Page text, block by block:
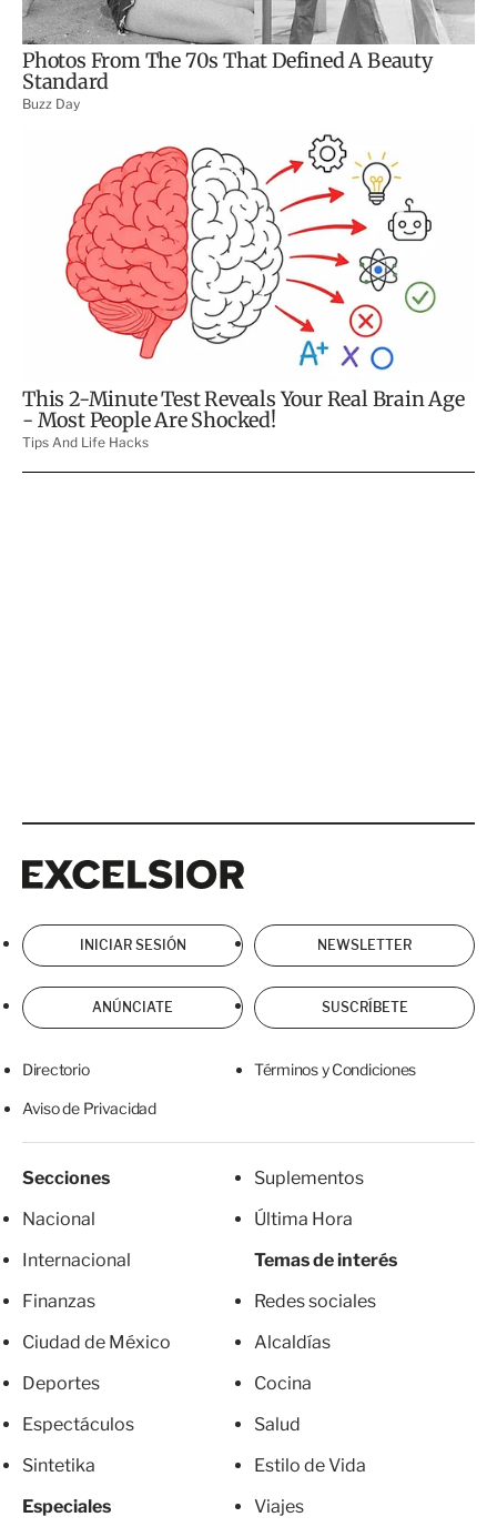
INICIAR SESIÓN NEWSLETTER
ANÚNCIATE SUSCRÍBETE
Directorio Términos y Condiciones
Aviso de Privacidad
Secciones
Nacional
Internacional
Finanzas
Ciudad de México
Deportes
Espectáculos
Sintetika
Especiales
Suplementos
Última Hora
Temas de interés
Redes sociales
Alcaldías
Cocina
Salud
Estilo de Vida
Viajes